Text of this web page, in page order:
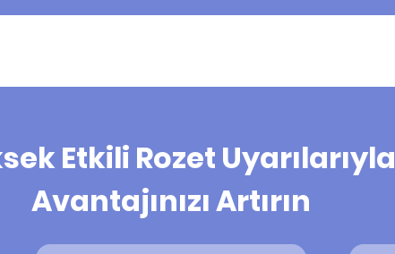
Etkili Rozet Uyarılarıyla
Avantajınızı Artırın